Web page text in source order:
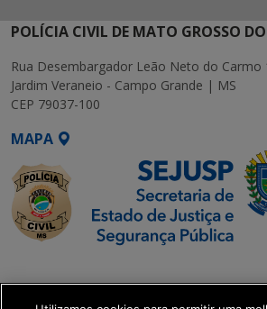
POLÍCIA CIVIL DE MATO GROSSO
Rua Desembargador Leão Neto do Carmo
Jardim Veraneio - Campo Grande | MS
CEP 79037-100
MAPA
Executiva de